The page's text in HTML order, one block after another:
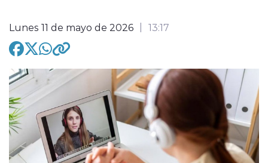
Deportes
Entrevistas
modo claro
Lunes 11 de mayo de 2026 13:17